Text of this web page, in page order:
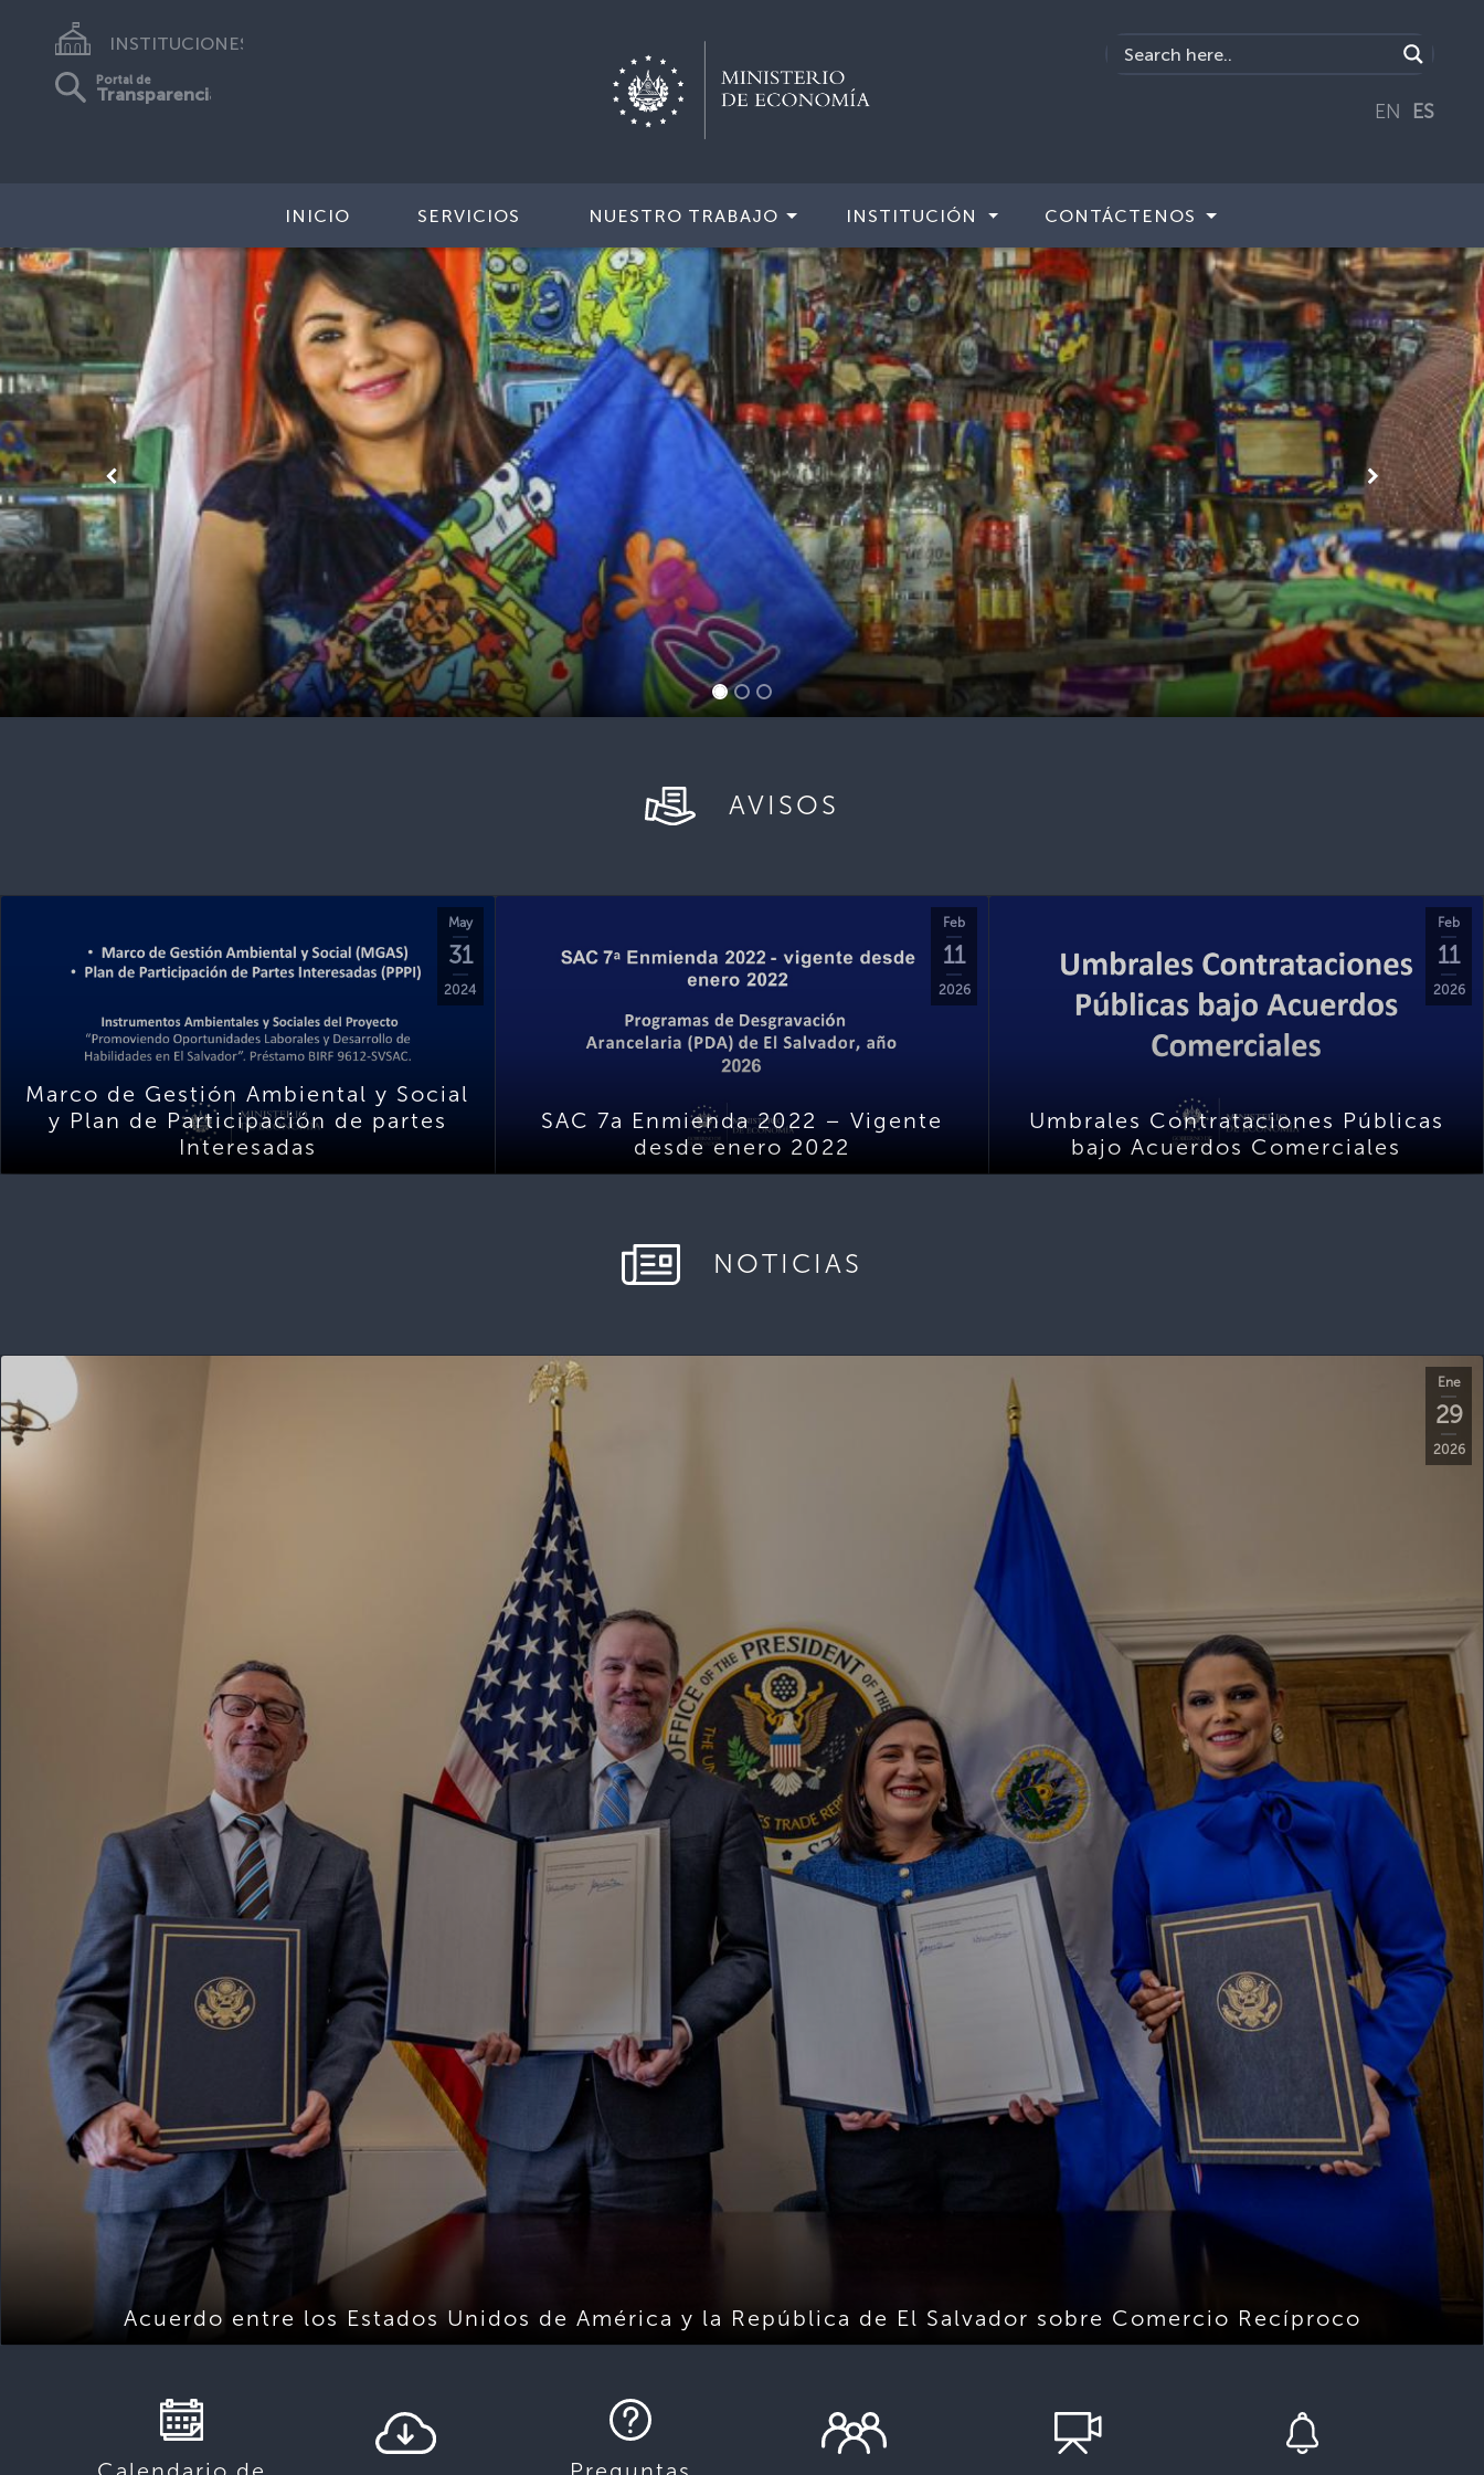
INSTITUCIONES
Portal de
Transparencia
EN ES
INICIO SERVICIOS NUESTRO TRABAJO INSTITUCIÓN CONTÁCTENOS
Anterior Siguiente
AVISOS
May
31
2024
Marco de Gestión Ambiental y Social
y Plan de Participación de partes
Interesadas
Feb
11
2026
SAC 7a Enmienda 2022 – Vigente
desde enero 2022
Feb
11
2026
Umbrales Contrataciones Públicas
bajo Acuerdos Comerciales
NOTICIAS
Ene
29
2026
Acuerdo entre los Estados Unidos de América y la República de El Salvador sobre Comercio Recíproco